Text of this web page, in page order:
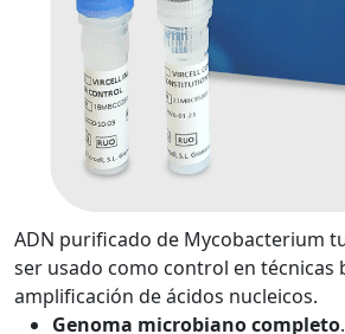
ADN purificado de Mycobacterium
ser usado como control en técnicas
amplificación de ácidos nucleicos.
Genoma microbiano completo